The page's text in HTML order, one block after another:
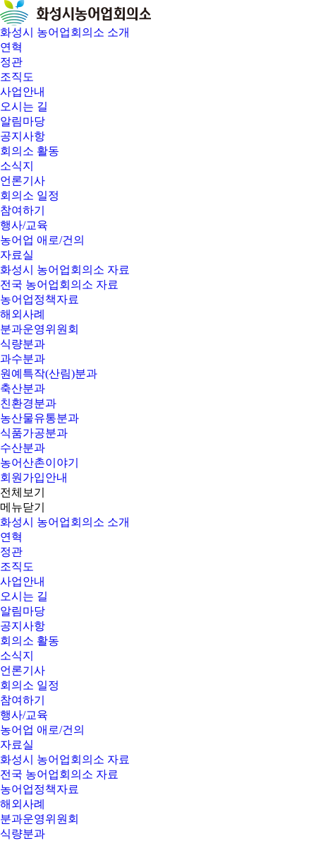
화성시 농어업회의소 소개
연혁
정관
조직도
사업안내
오시는 길
알림마당
공지사항
회의소 활동
소식지
언론기사
회의소 일정
참여하기
행사/교육
농어업 애로/건의
자료실
화성시 농어업회의소 자료
전국 농어업회의소 자료
농어업정책자료
해외사례
분과운영위원회
식량분과
과수분과
원예특작(산림)분과
축산분과
친환경분과
농산물유통분과
식품가공분과
수산분과
농어산촌이야기
회원가입안내
전체보기
메뉴닫기
화성시 농어업회의소 소개
연혁
정관
조직도
사업안내
오시는 길
알림마당
공지사항
회의소 활동
소식지
언론기사
회의소 일정
참여하기
행사/교육
농어업 애로/건의
자료실
화성시 농어업회의소 자료
전국 농어업회의소 자료
농어업정책자료
해외사례
분과운영위원회
식량분과